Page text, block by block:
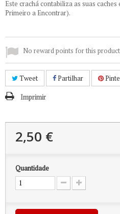
Este crachá contabiliza as suas
Primeiro a Encontrar).
No reward points for this
Tweet Partilhar
Imprimir
2,50 €
Quantidade